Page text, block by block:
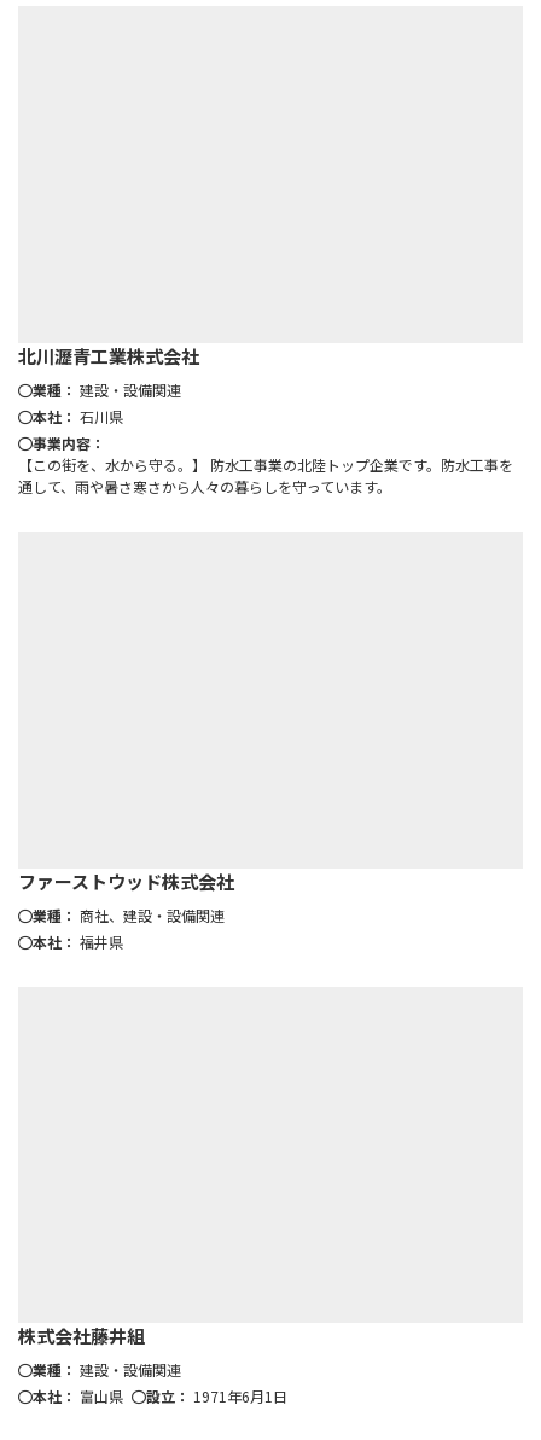
北川瀝青工業株式会社
業種： 建設・設備関連
本社： 石川県
事業内容：
【この街を、水から守る。】 防水工事業の北陸トップ企業です。防水工事を
通して、雨や暑さ寒さから人々の暮らしを守っています。
ファーストウッド株式会社
業種： 商社、建設・設備関連
本社： 福井県
株式会社藤井組
業種： 建設・設備関連
本社： 富山県 設立： 1971年6月1日